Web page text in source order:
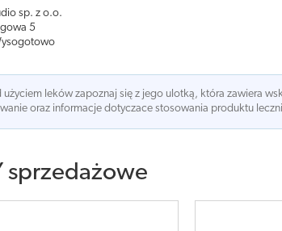
sp. z o.o.
5
użyciem leków zapoznaj się z jego ulotką, która zawiera
oraz informacje dotyczace stosowania produktu
sprzedażowe